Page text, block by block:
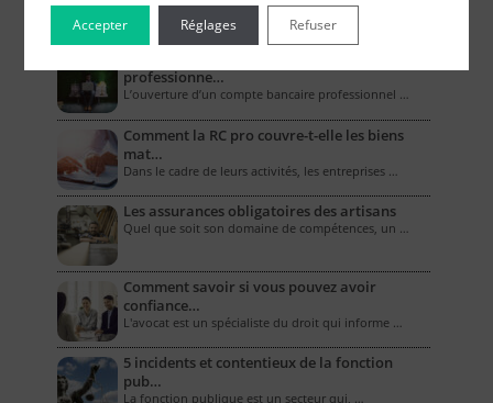
Le Blog pour les Entreprises
professionne…
L’ouverture d’un compte bancaire professionnel …
Comment la RC pro couvre-t-elle les biens
mat…
Dans le cadre de leurs activités, les entreprises …
Les assurances obligatoires des artisans
Quel que soit son domaine de compétences, un …
Comment savoir si vous pouvez avoir
confiance…
L'avocat est un spécialiste du droit qui informe …
5 incidents et contentieux de la fonction
pub…
La fonction publique est un secteur qui, …
Accepter Refuser
Réglages